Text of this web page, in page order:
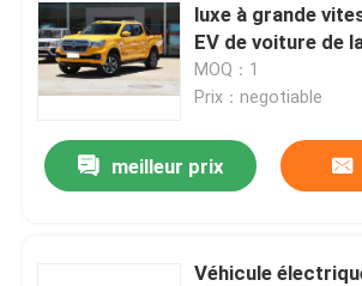
luxe à grande
EV de voiture de
de 600km
MOQ：1
Prix：negotiable
meilleur prix
Véhicule